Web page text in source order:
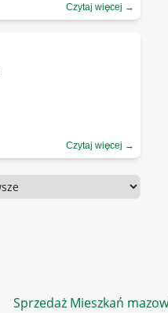
Czytaj więcej →
Czytaj więcej →
Sprzedaż Mieszkań